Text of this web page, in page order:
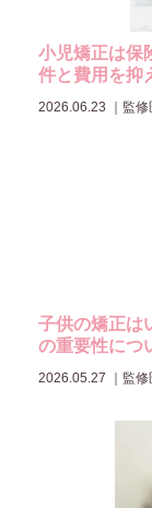
小児矯正は保
件と費用を抑
2026.06.23 監修
子供の矯正は
の重要性につ
2026.05.27 監修